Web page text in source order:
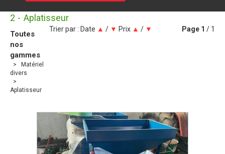
Toutes
nos
gammes
Matériel
divers
Aplatisseur
2 Aplatisseur
Trier par : Date ▲ / ▼ Prix ▲ / ▼ Page 1 / 1